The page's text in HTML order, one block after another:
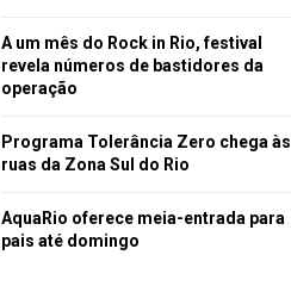
A um mês do Rock in Rio, festival
revela números de bastidores da
operação
Programa Tolerância Zero chega às
ruas da Zona Sul do Rio
AquaRio oferece meia-entrada para
pais até domingo